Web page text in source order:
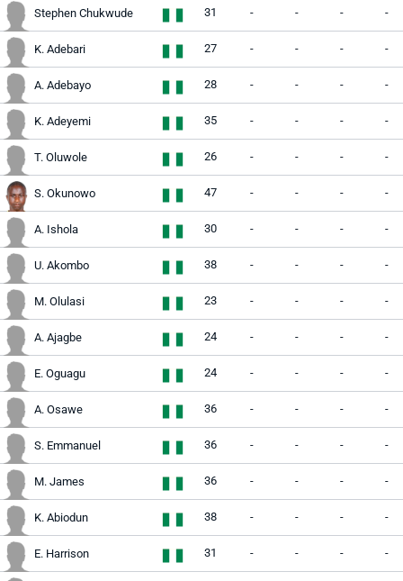
Stephen Chukwude 31 - - - -
K. Adebari 27 - - - -
A. Adebayo 28 - - - -
K. Adeyemi 35 - - - -
T. Oluwole 26 - - - -
S. Okunowo 47 - - - -
A. Ishola 30 - - - -
U. Akombo 38 - - - -
M. Olulasi 23 - - - -
A. Ajagbe 24 - - - -
E. Oguagu 24 - - - -
A. Osawe 36 - - - -
S. Emmanuel 36 - - - -
M. James 36 - - - -
K. Abiodun 38 - - - -
E. Harrison 31 - - - -